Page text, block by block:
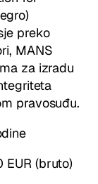
preko
MANS
za izradu
pravosuđu.
EUR (bruto)